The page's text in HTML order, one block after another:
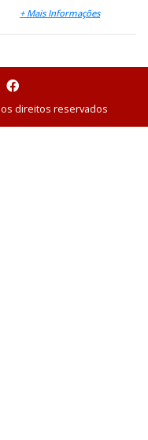
+ Mais Informações
direitos reservados